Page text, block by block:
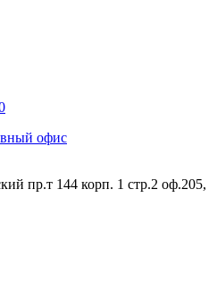
офис
пр.т 144 корп. 1 стр.2 оф.205,